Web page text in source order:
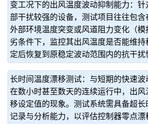
变工况下的出风温度波动抑制能力：
部干扰较强的设备，测试项目往往包含
外部环境温度突变或风道阻力变化（模
劣条件下，监控其出风温度是否能维
定后恢复到原稳定波动范围内的抗干扰
长时间温度漂移测试：与短期的快速
在数小时甚至数天的连续运行中，出风
移设定值的现象。测试系统需具备超
记录与分析能力，以评估控制器零点漂